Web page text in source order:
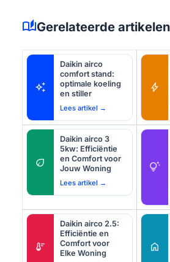
auto_storiesGerelateerde artikelen
auto_awesome
Daikin airco
comfort stand:
optimale koeling
en stiller
Lees artikel →
bolt
eco
Daikin airco 3
5kw: Efficiëntie
en Comfort voor
Jouw Woning
Lees artikel →
tips_and_updates
thermostat
Daikin airco 2.5:
Efficiëntie en
Comfort voor
Elke Woning
home